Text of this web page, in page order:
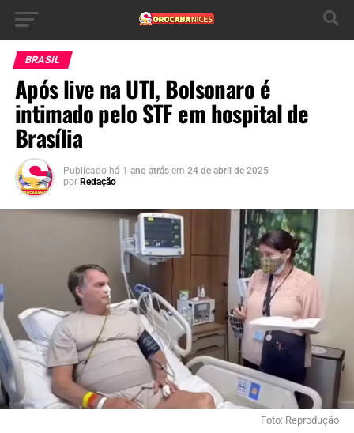
BRASIL
Após live na UTI, Bolsonaro é
intimado pelo STF em hospital de
Brasília
Publicado há 1 ano atrás em 24 de abril de 2025
por Redação
Foto: Reprodução